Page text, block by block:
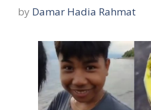
by Damar Hadia Rahmat